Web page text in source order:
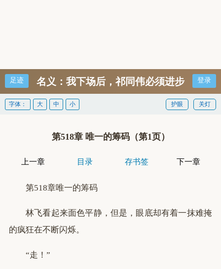
足迹 名义：我下场后，祁同伟必须进步 登录
关灯
护眼
字体： 大 中 小
第518章 唯一的筹码（第1页）
上一章 目录 存书签 下一章
第518章唯一的筹码
林飞看起来面色平静，但是，眼底却有着一抹难掩
的疯狂在不断闪烁。
“走！”